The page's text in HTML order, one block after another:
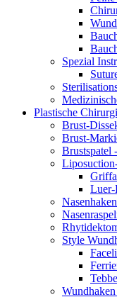
Spezial
Plastische
Brust-
Brust-
Brustspatel
Luer-
Style